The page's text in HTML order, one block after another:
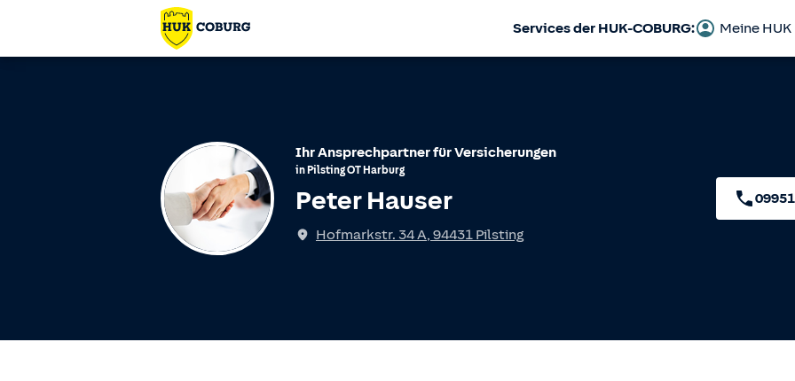
Services der HUK-COBURG: Meine HUK
Ihr Ansprechpartner für Versicherungen
in PilstingOT Harburg
Peter Hauser
Hofmarkstr. 34 A, 94431 Pilsting